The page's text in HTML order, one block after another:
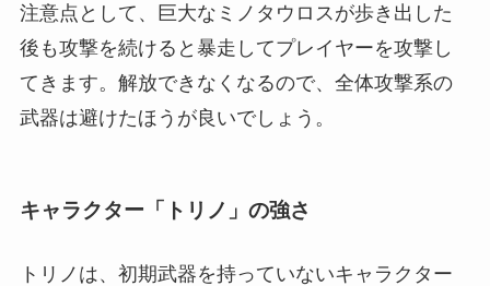
注意点として、巨大なミノタウロスが歩き出した
後も攻撃を続けると暴走してプレイヤーを攻撃し
てきます。解放できなくなるので、全体攻撃系の
武器は避けたほうが良いでしょう。
キャラクター「トリノ」の強さ
トリノは、初期武器を持っていないキャラクター